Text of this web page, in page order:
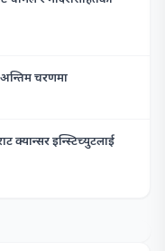
अन्तिम चरणमा